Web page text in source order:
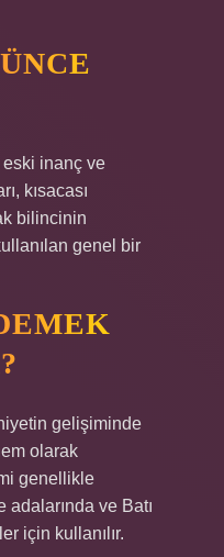
inanç ve
kısacası
bilincinin
genel bir
gelişiminde
olarak
genellikle
adalarında ve Batı
için kullanılır.